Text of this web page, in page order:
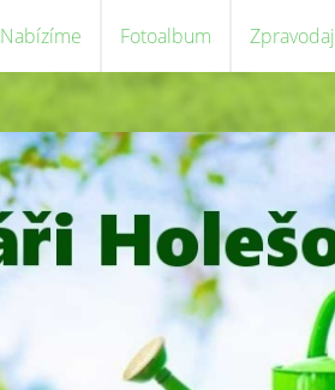
Nabízíme Fotoalbum Zpravodaj